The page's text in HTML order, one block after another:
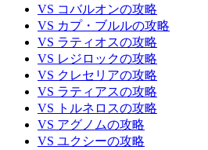
VS コバルオンの攻略
VS カプ・ブルルの攻略
VS ラティオスの攻略
VS レジロックの攻略
VS クレセリアの攻略
VS ラティアスの攻略
VS トルネロスの攻略
VS アグノムの攻略
VS ユクシーの攻略